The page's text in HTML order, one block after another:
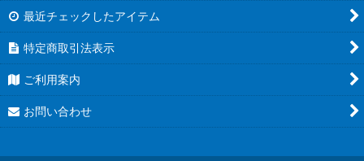
最近チェックしたアイテム
特定商取引法表示
ご利用案内
お問い合わせ